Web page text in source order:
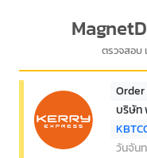
ตรวจสอบ
Order
บริษัท
วันจัน